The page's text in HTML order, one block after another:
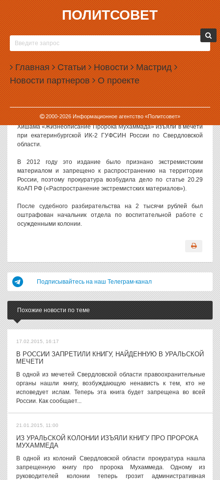
ПОЛИТСОВЕТ
Главная Статьи Новости Мастрид
Новости партнеров О проекте
2000-2026Информационное агентство «Политсовет»
18.02.2015, 13:19
СОТРУДНИКА КОЛОНИИ В ЕКАТЕРИНБУРГЕ
ОШТРАФОВАЛИ ЗА КНИГУ ПРО МУХАММЕДА
В Екатеринбурге суд оштрафовал сотрудника Исправительной
колонии № 2 за распространение экстремистской литературы.
Поводом для возбуждения дела стала книга про пророка
Мухаммеда.
Как поясняют в пресс-службе областной прокуратуры, книгу Ибн
Хишама «Жизнеописание Пророка Мухаммада» изъяли в мечети
при екатеринбургской ИК-2 ГУФСИН России по Свердловской
области.
В 2012 году это издание было признано экстремистским
материалом и запрещено к распространению на территории
России, поэтому прокуратура возбудила дело по статье 20.29
КоАП РФ («Распространение экстремистских материалов»).
После судебного разбирательства на 2 тысячи рублей был
оштрафован начальник отдела по воспитательной работе с
осужденными колонии.
Подписывайтесь на наш Телеграм-канал
Похожие новости по теме
17.02.2015, 16:17
В РОССИИ ЗАПРЕТИЛИ КНИГУ, НАЙДЕННУЮ В УРАЛЬСКОЙ
МЕЧЕТИ
В одной из мечетей Свердловской области правоохранительные
органы нашли книгу, возбуждающую ненависть к тем, кто не
исповедует ислам. Теперь эта книга будет запрещена во всей
России. Как сообщает...
21.01.2015, 11:00
ИЗ УРАЛЬСКОЙ КОЛОНИИ ИЗЪЯЛИ КНИГУ ПРО ПРОРОКА
МУХАММЕДА
В одной из колоний Свердловской области прокуратура нашла
запрещенную книгу про пророка Мухаммеда. Одному из
руководителей колонии теперь грозит административная